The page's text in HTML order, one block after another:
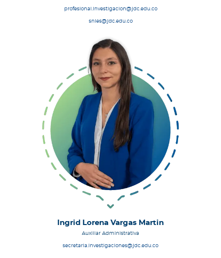
profesional.investigacion@jdc.edu.co
snies@jdc.edu.co
Ingrid Lorena Vargas Martin
Auxiliar Administrativa
secretaria.investigaciones@jdc.edu.co